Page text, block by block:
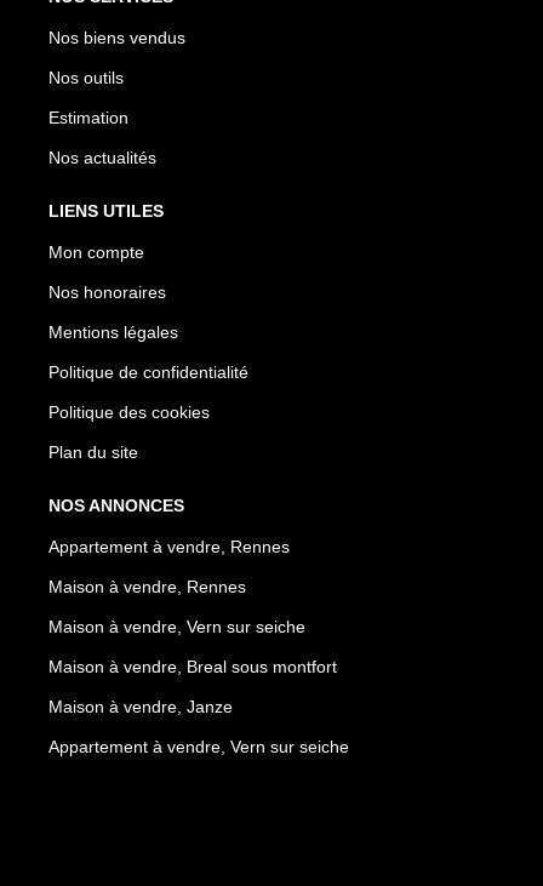
Nos biens vendus
Nos outils
Estimation
Nos actualités
LIENS UTILES
Mon compte
Nos honoraires
Mentions légales
Politique de confidentialité
Politique des cookies
Plan du site
NOS ANNONCES
Appartement à vendre, Rennes
Maison à vendre, Rennes
Maison à vendre, Vern sur seiche
Maison à vendre, Breal sous montfort
Maison à vendre, Janze
Appartement à vendre, Vern sur seiche